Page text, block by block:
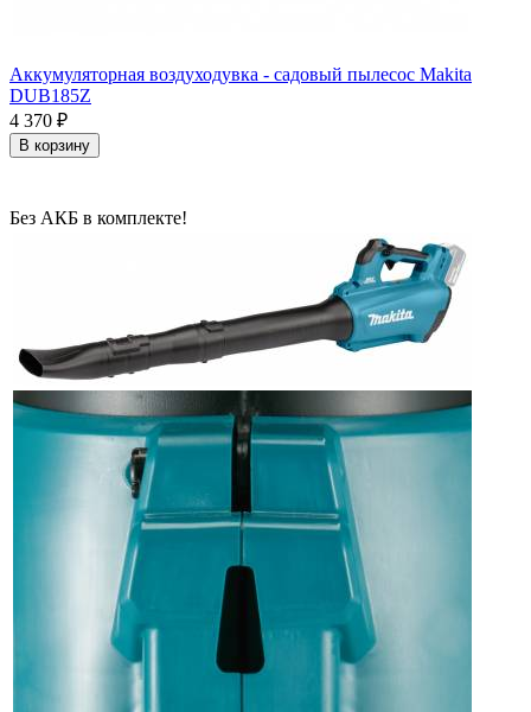
Аккумуляторная воздуходувка - садовый пылесос Makita
DUB185Z
4 370 ₽
В корзину
Без АКБ в комплекте!